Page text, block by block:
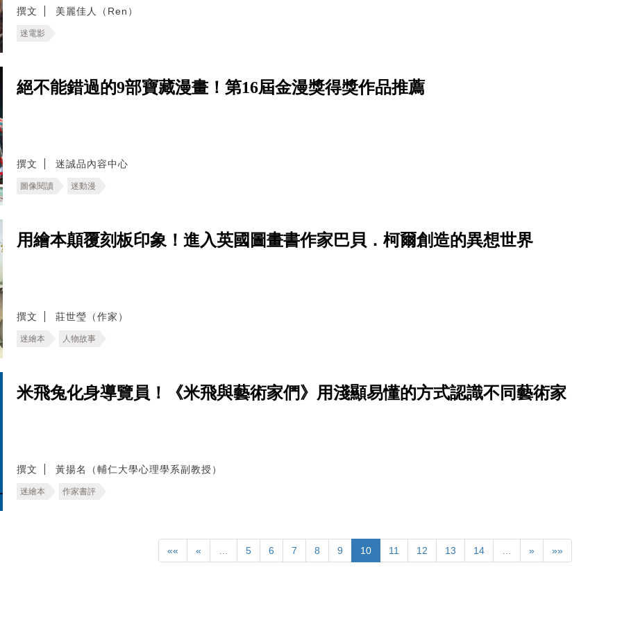
撰文 美麗佳人（Ren）
迷電影
絕不能錯過的9部寶藏漫畫！第16屆金漫獎得獎作品推薦
撰文 迷誠品內容中心
圖像閱讀 迷動漫
用繪本顛覆刻板印象！進入英國圖畫書作家巴貝．柯爾創造的異想世界
撰文 莊世瑩（作家）
迷繪本 人物故事
米飛兔化身導覽員！《米飛與藝術家們》用淺顯易懂的方式認識不同藝術家
撰文 黃揚名（輔仁大學心理學系副教授）
迷繪本 作家書評
«« « … 5 6 7 8 9 10 11 12 13 14 … » »»